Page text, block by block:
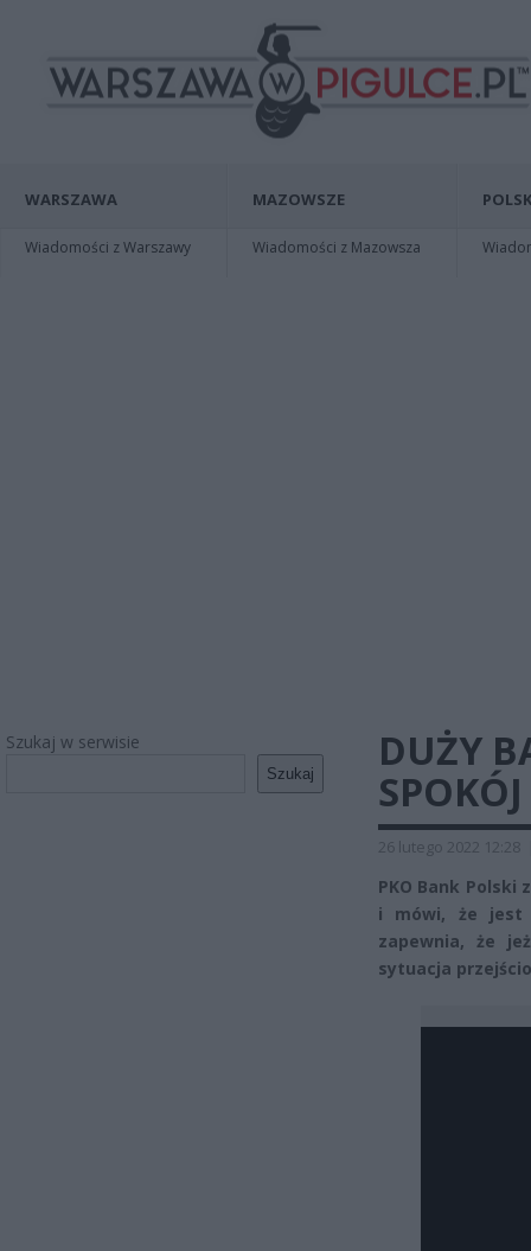
WARSZAWA
Wiadomości z Warszawy
MAZOWSZE
Wiadomości z Mazowsza
Szukaj w serwisie
Szukaj
DUŻY
SPOKÓJ
26 lutego 2022 12:28
PKO Bank Polski
i mówi, że jest
zapewnia, że
sytuacja